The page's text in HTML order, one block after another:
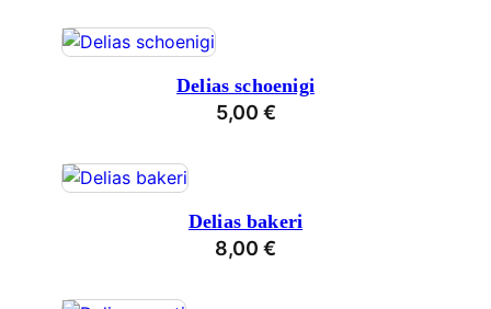
Delias schoenigi
5,00 €
Delias bakeri
8,00 €